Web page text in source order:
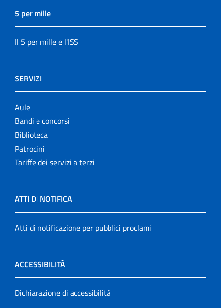
5 per mille
Il 5 per mille e l'ISS
SERVIZI
Aule
Bandi e concorsi
Biblioteca
Patrocini
Tariffe dei servizi a terzi
ATTI DI NOTIFICA
Atti di notificazione per pubblici proclami
ACCESSIBILITÀ
Dichiarazione di accessibilità